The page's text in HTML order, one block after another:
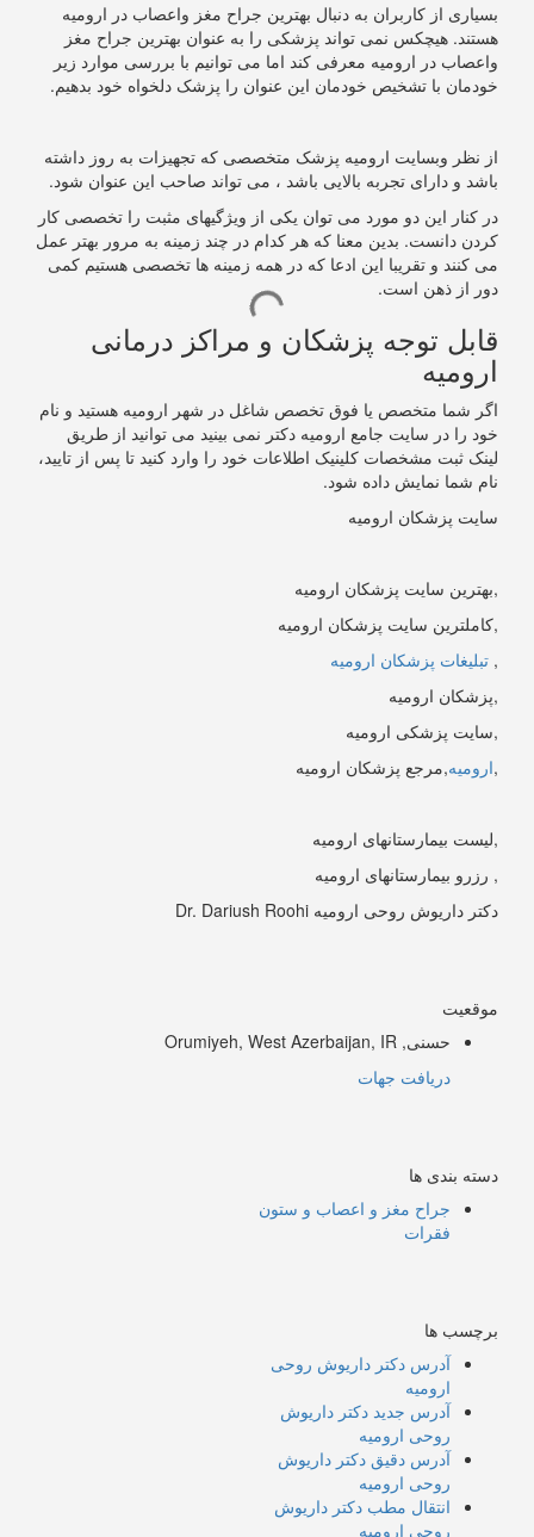
بسیاری از کاربران به دنبال بهترین جراح مغز واعصاب در ارومیه
هستند. هیچکس نمی تواند پزشکی را به عنوان بهترین جراح مغز
واعصاب در ارومیه معرفی کند اما می توانیم با بررسی موارد زیر
خودمان با تشخیص خودمان این عنوان را پزشک دلخواه خود بدهیم.
از نظر وبسایت ارومیه پزشک متخصصی که تجهیزات به روز داشته
باشد و دارای تجربه بالایی باشد ، می تواند صاحب این عنوان شود.
در کنار این دو مورد می توان یکی از ویژگیهای مثبت را تخصصی کار
کردن دانست. بدین معنا که هر کدام در چند زمینه به مرور بهتر عمل
می کنند و تقریبا این ادعا که در همه زمینه ها تخصصی هستیم کمی
دور از ذهن است.
قابل توجه پزشکان و مراکز درمانی
ارومیه
اگر شما متخصص یا فوق تخصص شاغل در شهر ارومیه هستید و نام
خود را در سایت جامع ارومیه دکتر نمی بینید می توانید از طریق
لینک ثبت مشخصات کلینیک اطلاعات خود را وارد کنید تا پس از تایید،
نام شما نمایش داده شود.
سایت پزشکان ارومیه
,بهترین سایت پزشکان ارومیه
,کاملترین سایت پزشکان ارومیه
, تبلیغات پزشکان ارومیه
,پزشکان ارومیه
,سایت پزشکی ارومیه
,ارومیه,مرجع پزشکان ارومیه
,لیست بیمارستانهای ارومیه
, رزرو بیمارستانهای ارومیه
دکتر داریوش روحی ارومیه Dr. Dariush Roohi
موقعیت
حسنی, Orumiyeh, West Azerbaijan, IR
دریافت جهات
دسته بندی ها
جراح مغز و اعصاب و ستون
فقرات
برچسب ها
آدرس دکتر داریوش روحی
ارومیه
آدرس جدید دکتر داریوش
روحی ارومیه
آدرس دقیق دکتر داریوش
روحی ارومیه
انتقال مطب دکتر داریوش
روحی ارومیه